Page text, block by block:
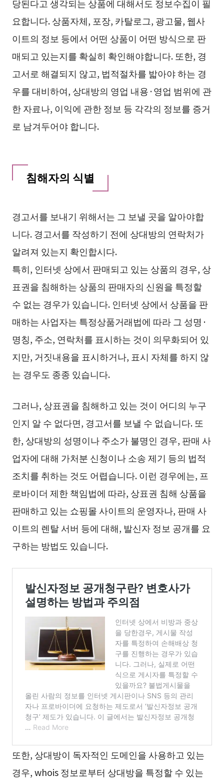
당된다고 생각되는 상품에 대해서도 정보수집이 필
요합니다. 상품자체, 포장, 카탈로그, 광고물, 웹사
이트의 정보 등에서 어떤 상품이 어떤 방식으로 판
매되고 있는지를 확실히 확인해야합니다. 또한, 경
고서로 해결되지 않고, 법적절차를 밟아야 하는 경
우를 대비하여, 상대방의 영업 내용·영업 범위에 관
한 자료나, 이익에 관한 정보 등 각각의 정보를 증거
로 남겨두어야 합니다.
침해자의 식별
경고서를 보내기 위해서는 그 보낼 곳을 알아야합
니다. 경고서를 작성하기 전에 상대방의 연락처가
알려져 있는지 확인합시다.
특히, 인터넷 상에서 판매되고 있는 상품의 경우, 상
표권을 침해하는 상품의 판매자의 신원을 특정할
수 없는 경우가 있습니다. 인터넷 상에서 상품을 판
매하는 사업자는 특정상품거래법에 따라 그 성명·
명칭, 주소, 연락처를 표시하는 것이 의무화되어 있
지만, 거짓내용을 표시하거나, 표시 자체를 하지 않
는 경우도 종종 있습니다.
그러나, 상표권을 침해하고 있는 것이 어디의 누구
인지 알 수 없다면, 경고서를 보낼 수 없습니다. 또
한, 상대방의 성명이나 주소가 불명인 경우, 판매 사
업자에 대해 가처분 신청이나 소송 제기 등의 법적
조치를 취하는 것도 어렵습니다. 이런 경우에는, 프
로바이더 제한 책임법에 따라, 상표권 침해 상품을
판매하고 있는 쇼핑몰 사이트의 운영자나, 판매 사
이트의 렌탈 서버 등에 대해, 발신자 정보 공개를 요
구하는 방법도 있습니다.
또한, 상대방이 독자적인 도메인을 사용하고 있는
경우, whois 정보로부터 상대방을 특정할 수 있는